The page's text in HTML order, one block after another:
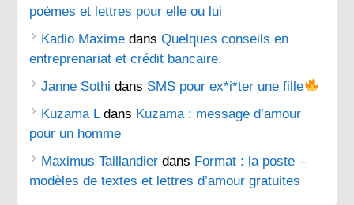
poèmes et lettres pour elle ou lui
Kadio Maxime dansQuelques conseils en
entreprenariat et crédit bancaire.
Janne Sothi dans SMS pour ex*i*ter une fille
Kuzama Ldans Kuzama : message d’amour
pour un homme
Maximus Taillandier dans Format : la poste –
modèles de textes et lettres d’amour gratuites